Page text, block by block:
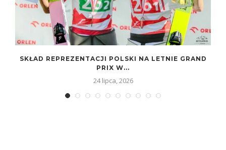
SKŁAD REPREZENTACJI POLSKI NA LETNIE GRAND
PRIX W...
24 lipca, 2026